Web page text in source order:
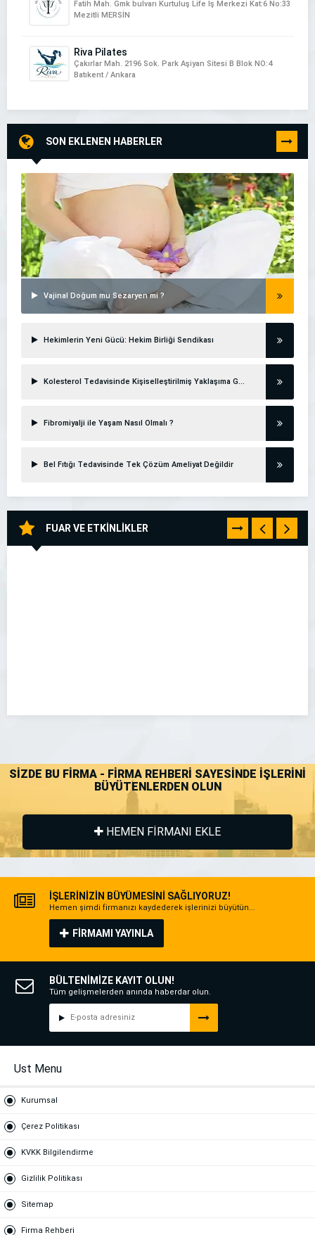
Fatih Mah. Gmk bulvarı Kurtuluş Life İş Merkezi Kat:6 No:33
Mezitli MERSİN
Riva Pilates
Çakırlar Mah. 2196 Sok. Park Aşiyan Sitesi B Blok NO:4
Batıkent / Ankara
SON EKLENEN HABERLER TÜMÜNÜ
GÖR
Vajinal Doğum mu Sezaryen mi ?
Hekimlerin Yeni Gücü: Hekim Birliği Sendikası
Kolesterol Tedavisinde Kişiselleştirilmiş Yaklaşıma Geçiliyor
Fibromiyalji ile Yaşam Nasıl Olmalı ?
Bel Fıtığı Tedavisinde Tek Çözüm Ameliyat Değildir
FUAR VE ETKİNLİKLER TÜMÜNÜ
GÖR
SİZDE BU FİRMA - FİRMA REHBERİ SAYESİNDE İŞLERİNİ
BÜYÜTENLERDEN OLUN
HEMEN FİRMANI EKLE
İŞLERİNİZİN BÜYÜMESİNİ SAĞLIYORUZ!
Hemen şimdi firmanızı kaydederek işlerinizi büyütün...
FİRMAMI YAYINLA
BÜLTENİMİZE KAYIT OLUN!
Tüm gelişmelerden anında haberdar olun.
Ust Menu
Kurumsal
Çerez Politikası
KVKK Bilgilendirme
Gizlilik Politikası
Sitemap
Firma Rehberi